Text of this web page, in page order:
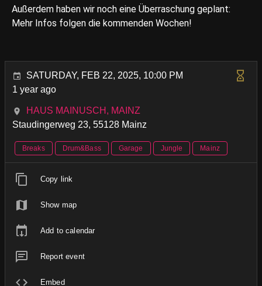
Außerdem haben wir noch eine Überraschung geplant:
Mehr Infos folgen die kommenden Wochen!
SATURDAY, FEB 22, 2025, 10:00 PM
1 year ago
HAUS MAINUSCH, MAINZ
Staudingerweg 23, 55128 Mainz
Breaks Drum&Bass Garage Jungle Mainz
Copy link
Show map
Add to calendar
Report event
Embed